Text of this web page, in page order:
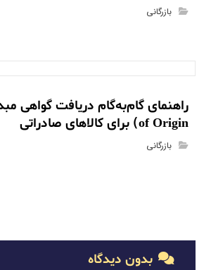
بازرگانی
of Origin) برای کالاهای صادراتی
بازرگانی
بدون دیدگاه